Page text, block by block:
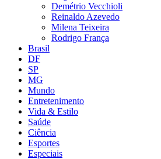
Demétrio Vecchioli
Reinaldo Azevedo
Milena Teixeira
Rodrigo França
Brasil
DF
SP
MG
Mundo
Entretenimento
Vida & Estilo
Saúde
Ciência
Esportes
Especiais